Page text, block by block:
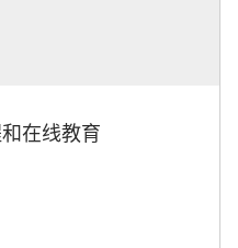
在线教育